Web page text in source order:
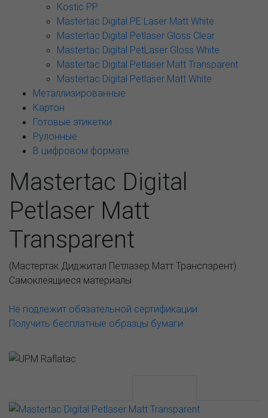
Kostic PP
Mastertac Digital PE Laser Matt White
Mastertac Digital Petlaser Gloss Clear
Mastertac Digital PetLaser Gloss White
Mastertac Digital Petlaser Matt Transparent
Mastertac Digital Petlaser Matt White
Металлизированные
Картон
Готовые этикетки
Рулонные
В цифровом формате
Mastertac Digital
Petlaser Matt
Transparent
(Мастертак Диджитал Петлазер Матт Транспэрент)
Самоклеящиеся материалы
Не подлежит обязательной сертификации
Получить бесплатные образцы бумаги